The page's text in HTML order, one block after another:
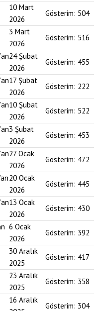
10 Mart
2026
Gösterim: 504
3 Mart
2026
Gösterim: 516
24 Şubat
2026
Gösterim: 455
17 Şubat
2026
Gösterim: 222
10 Şubat
2026
Gösterim: 522
3 Şubat
2026
Gösterim: 453
27 Ocak
2026
Gösterim: 472
20 Ocak
2026
Gösterim: 445
13 Ocak
2026
Gösterim: 430
6 Ocak
2026
Gösterim: 392
30 Aralık
2025
Gösterim: 417
23 Aralık
2025
Gösterim: 358
16 Aralık
Gösterim: 304